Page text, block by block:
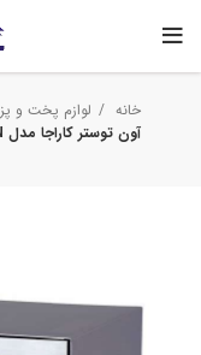
خانه لوازم پخت و پز
آون توستر کاراجا مدل KARAJA-260N